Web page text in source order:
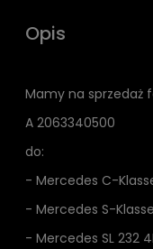
Opis
Mamy na sprzedaż
A 2063340500
do:
- Mercedes C-
- Mercedes S-
- Mercedes SL 232